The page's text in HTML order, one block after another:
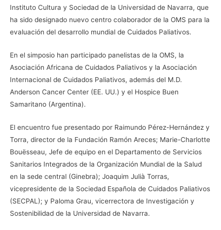
Instituto Cultura y Sociedad de la Universidad de Navarra, que
ha sido designado nuevo centro colaborador de la OMS para la
evaluación del desarrollo mundial de Cuidados Paliativos.
En el simposio han participado panelistas de la OMS, la
Asociación Africana de Cuidados Paliativos y la Asociación
Internacional de Cuidados Paliativos, además del M.D.
Anderson Cancer Center (EE. UU.) y el Hospice Buen
Samaritano (Argentina).
El encuentro fue presentado por Raimundo Pérez-Hernández y
Torra, director de la Fundación Ramón Areces; Marie-Charlotte
Bouësseau, Jefe de equipo en el Departamento de Servicios
Sanitarios Integrados de la Organización Mundial de la Salud
en la sede central (Ginebra); Joaquim Julià Torras,
vicepresidente de la Sociedad Española de Cuidados Paliativos
(SECPAL); y Paloma Grau, vicerrectora de Investigación y
Sostenibilidad de la Universidad de Navarra.